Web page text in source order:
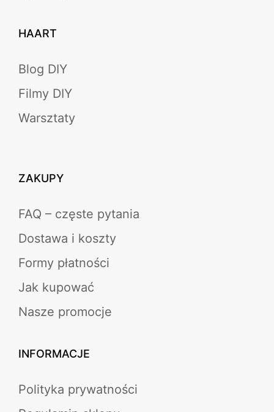
HAART
Blog DIY
Filmy DIY
Warsztaty
ZAKUPY
FAQ – częste pytania
Dostawa i koszty
Formy płatności
Jak kupować
Nasze promocje
INFORMACJE
Polityka prywatności